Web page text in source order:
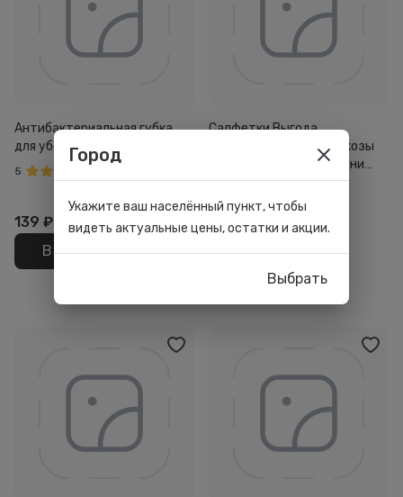
Антибактериальная губка
для уборки Guten Tag 3 в 1
5
139 ₽
В корзину
Салфетки Выгода
универсальные из вискозы
для уборки 30*30см Мини
3шт
29 ₽
В корзину
Город
Укажите ваш населённый пункт, чтобы
видеть актуальные цены, остатки и акции.
Выбрать